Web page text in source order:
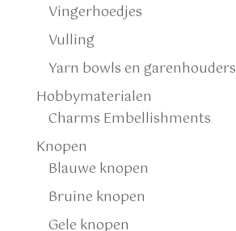
Vingerhoedjes
Vulling
Yarn bowls en garenhouders
Hobbymaterialen
Charms Embellishments
Knopen
Blauwe knopen
Bruine knopen
Gele knopen